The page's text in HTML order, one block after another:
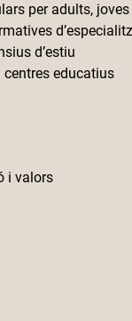
per adults,
d’estiu
centres educatius
i valors